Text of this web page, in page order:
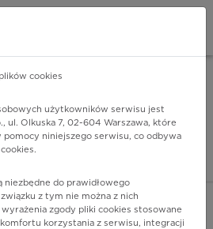
- lider
cookies
użytkowników serwisu jest
ul. Olkuska 7, 02-604 Warszawa, które
niniejszego serwisu, co odbywa
niezbędne do prawidłowego
z tym nie można z nich
zgody pliki cookies stosowane
korzystania z serwisu, integracji
Google Play INSTALUJ